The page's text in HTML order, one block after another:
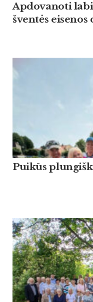
Apdovanoti
šventės
Puikūs